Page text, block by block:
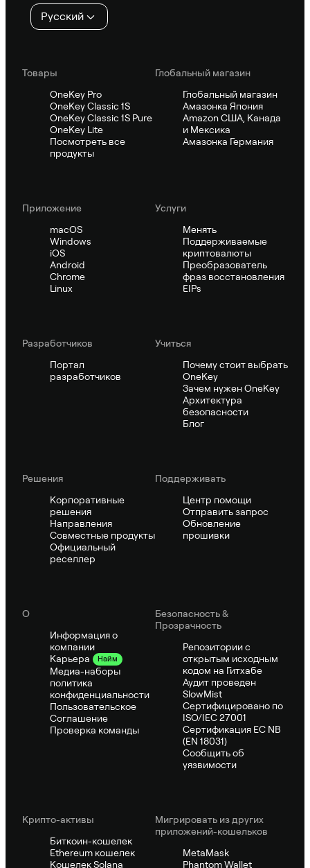
Русский
Товары
OneKey Pro
OneKey Classic 1S
OneKey Classic 1S Pure
OneKey Lite
Посмотреть все
продукты
Глобальный магазин
Глобальный магазин
Амазонка Япония
Amazon США, Канада
и Мексика
Амазонка Германия
Приложение
macOS
Windows
iOS
Android
Chrome
Linux
Услуги
Менять
Поддерживаемые
криптовалюты
Преобразователь
фраз восстановления
EIPs
Pазработчиков
Портал
разработчиков
Учиться
Почему стоит выбрать
OneKey
Зачем нужен OneKey
Архитектура
безопасности
Блог
Решения
Корпоративные
решения
Направления
Совместные продукты
Официальный
реселлер
Поддерживать
Центр помощи
Отправить запрос
Обновление
прошивки
О
Информация о
компании
Карьера
Найм
Медиа-наборы
политика
конфиденциальности
Пользовательское
Соглашение
Проверка команды
Безопасность &
Прозрачность
Репозитории с
открытым исходным
кодом на Гитхабе
Аудит проведен
SlowMist
Сертифицировано по
ISO/IEC 27001
Сертификация ЕС NB
(EN 18031)
Сообщить об
уязвимости
Крипто-активы
Биткоин-кошелек
Ethereum кошелек
Кошелек Solana
Мигрировать из других
приложений-кошельков
MetaMask
Phantom Wallet